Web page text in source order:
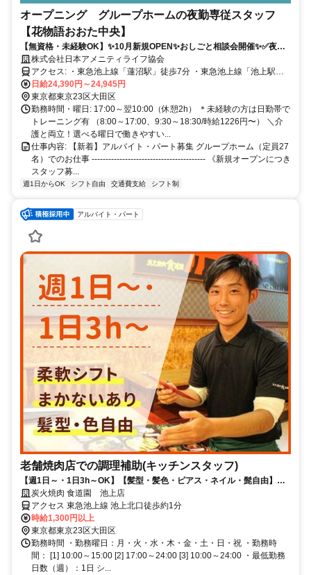
オープニング グループホームの夜勤専従スタッフ
【花物語おおた中央】
【無資格・未経験OK】✨10月新規OPEN✨おしごと相談会開催✨✅夜勤
専従＆平日のみOK✅週1回～OK✅扶養内OK✅️資格取得支援あり（規定
有）
株式会社日本アメニティライフ協会
アクセス: ・東急池上線「蓮沼駅」徒歩7分 ・東急池上線「池上駅」
徒歩16分 ・JR各線・東急各線「蒲田駅」徒歩14分
日給24,390円～24,945円
東京都東京23区大田区
勤務時間・曜日: 17:00～翌10:00（休憩2h） ＊未経験の⽅は⽇勤帯で
トレーニング有 （8:00～17:00、9:30～18:30/時給1226円〜） ＼介
護と両立！選べる曜日で働きやすい...
仕事内容: 【新着】アルバイト・パート募集 グループホーム（定員27
名）でのお仕事 ----------------------------------------- 《新規オープンにつき
スタッフ募...
週1日からOK シフト自由 交通費支給 シフト制
アルバイト・パート
老舗焼肉店での調理補助(キッチンスタッフ)
【週1日～・1日3h～OK】【髪型・髪色・ピアス・ネイル・髭自由】バ
イトデビューの方も大歓迎！料理したことない方もOK♪包丁の持ち方か
ら教えます！盛り付けや混ぜ合わせなど、カンタンな作業ばかりなので
ご安心ください♪シフトは柔軟対応OK◎「テストがある」「子どものお
迎えに合わせたい」などなんでも相談してください！美味しいまかない
も食べられるので食費も節約OK◎
炭火焼肉 食道園 池上店
アクセス 東急池上線 池上北口徒歩約1分
時給1,300円以上
東京都東京23区大田区
勤務時間 ・勤務曜日：月・火・水・木・金・土・日・祝 ・勤務時
間： [1] 10:00～15:00 [2] 17:00～24:00 [3] 10:00～24:00 ・最低勤務
日数（週）：1日 シ...